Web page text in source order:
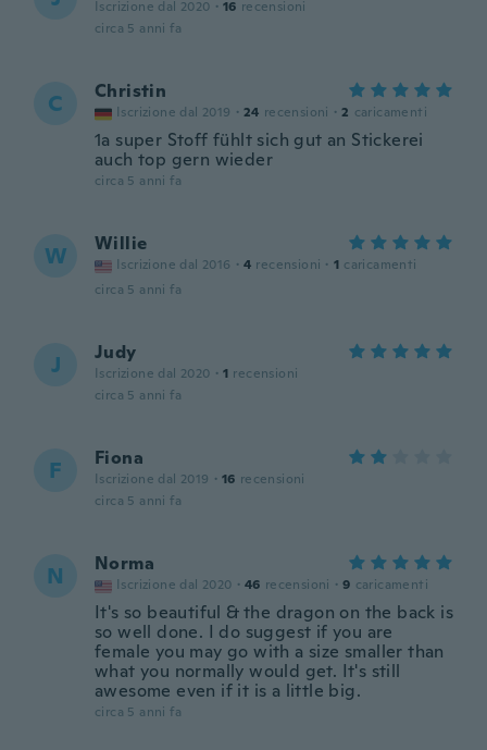
Iscrizione dal 2020 · 16 recensioni
circa 5 anni fa
C Christin
Iscrizione dal 2019 · 24 recensioni · 2 caricamenti
1a super Stoff fühlt sich gut an Stickerei
auch top gern wieder
circa 5 anni fa
W Willie
Iscrizione dal 2016 · 4 recensioni · 1 caricamenti
circa 5 anni fa
J Judy
Iscrizione dal 2020 · 1 recensioni
circa 5 anni fa
F Fiona
Iscrizione dal 2019 · 16 recensioni
circa 5 anni fa
N Norma
Iscrizione dal 2020 · 46 recensioni · 9 caricamenti
It's so beautiful & the dragon on the back is
so well done. I do suggest if you are
female you may go with a size smaller than
what you normally would get. It's still
awesome even if it is a little big.
circa 5 anni fa